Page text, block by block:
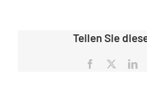
Teilen Sie
Facebook